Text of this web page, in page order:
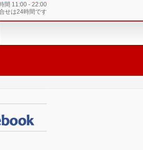
間 11:00 - 22:00
せは24時間です